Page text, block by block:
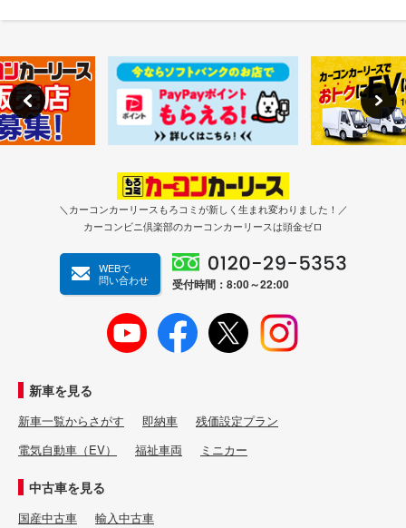
＼カーコンカーリースもろコミが新しく生まれ変わりました！／
カーコンビニ倶楽部のカーコンカーリースは頭金ゼロ
WEBで
問い合わせ
受付時間：8:00～22:00
新車を見る
新車一覧からさがす 即納車
残価設定プラン
電気自動車（EV）
福祉車両 ミニカー
中古車を見る
国産中古車 輸入中古車